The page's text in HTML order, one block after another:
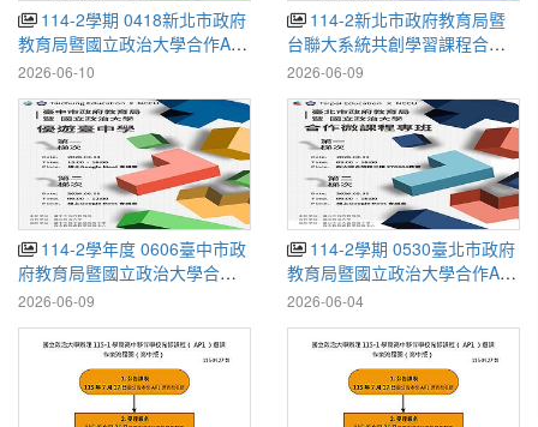
114-2學期 0418新北市政府
教育局暨國立政治大學合作AP
課程線上假日專班圖輯
2026-06-10
114-2新北市政府教育局暨
台聯大系統共創學習課程合作
開設假日專班圖輯
2026-06-09
114-2學年度 0606臺中市政
府教育局暨國立政治大學合作
「優遊臺中學」線上假日專班
2026-06-09
114-2學期 0530臺北市政府
教育局暨國立政治大學合作AP
課程線上假日專班圖輯
2026-06-04